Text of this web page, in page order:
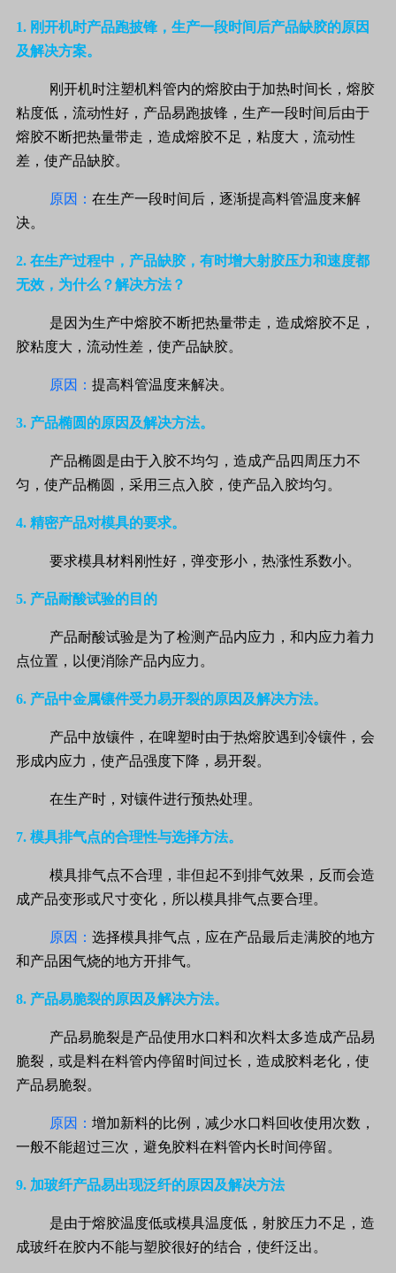
1. 刚开机时产品跑披锋，生产一段时间后产品缺胶的原因
及解决方案。
刚开机时注塑机料管内的熔胶由于加热时间长，熔胶
粘度低，流动性好，产品易跑披锋，生产一段时间后由于
熔胶不断把热量带走，造成熔胶不足，粘度大，流动性
差，使产品缺胶。
原因： 在生产一段时间后，逐渐提高料管温度来解
决。
2. 在生产过程中，产品缺胶，有时增大射胶压力和速度都
无效，为什么？解决方法？
是因为生产中熔胶不断把热量带走，造成熔胶不足，
胶粘度大，流动性差，使产品缺胶。
原因： 提高料管温度来解决。
3. 产品椭圆的原因及解决方法。
产品椭圆是由于入胶不均匀，造成产品四周压力不
匀，使产品椭圆，采用三点入胶，使产品入胶均匀。
4. 精密产品对模具的要求。
要求模具材料刚性好，弹变形小，热涨性系数小。
5. 产品耐酸试验的目的
产品耐酸试验是为了检测产品内应力，和内应力着力
点位置，以便消除产品内应力。
6. 产品中金属镶件受力易开裂的原因及解决方法。
产品中放镶件，在啤塑时由于热熔胶遇到冷镶件，会
形成内应力，使产品强度下降，易开裂。
在生产时，对镶件进行预热处理。
7. 模具排气点的合理性与选择方法。
模具排气点不合理，非但起不到排气效果，反而会造
成产品变形或尺寸变化，所以模具排气点要合理。
原因： 选择模具排气点，应在产品最后走满胶的地方
和产品困气烧的地方开排气。
8. 产品易脆裂的原因及解决方法。
产品易脆裂是产品使用水口料和次料太多造成产品易
脆裂，或是料在料管内停留时间过长，造成胶料老化，使
产品易脆裂。
原因： 增加新料的比例，减少水口料回收使用次数，
一般不能超过三次，避免胶料在料管内长时间停留。
9. 加玻纤产品易出现泛纤的原因及解决方法
是由于熔胶温度低或模具温度低，射胶压力不足，造
成玻纤在胶内不能与塑胶很好的结合，使纤泛出。